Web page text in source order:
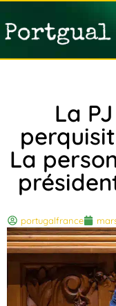
La
La
portugalfrance